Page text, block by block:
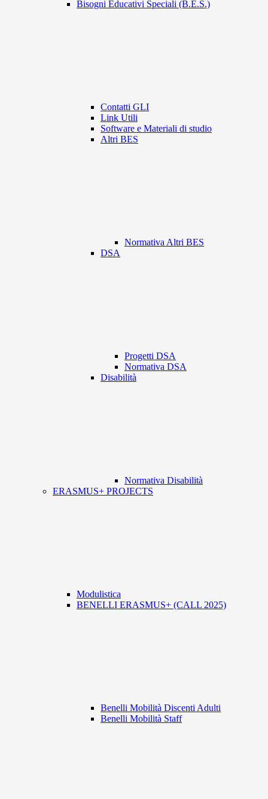
Bisogni Educativi Speciali (B.E.S.)
Contatti GLI
Link Utili
Software e Materiali di studio
Altri BES
Normativa Altri BES
DSA
Progetti DSA
Normativa DSA
Disabilità
Normativa Disabilità
ERASMUS+ PROJECTS
Modulistica
BENELLI ERASMUS+ (CALL 2025)
Benelli Mobilità Discenti Adulti
Benelli Mobilità Staff